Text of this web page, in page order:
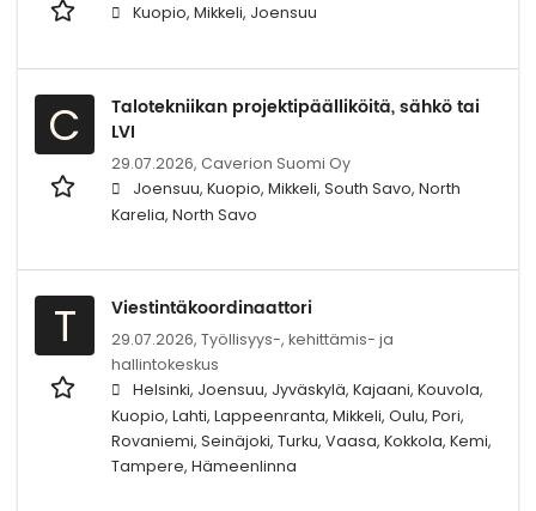
Kuopio, Mikkeli, Joensuu
C
Talotekniikan projektipäälliköitä, sähkö tai
LVI
29.07.2026, Caverion Suomi Oy
Joensuu, Kuopio, Mikkeli, South Savo, North
Karelia, North Savo
T Viestintäkoordinaattori
29.07.2026, Työllisyys-, kehittämis- ja
hallintokeskus
Helsinki, Joensuu, Jyväskylä, Kajaani, Kouvola,
Kuopio, Lahti, Lappeenranta, Mikkeli, Oulu, Pori,
Rovaniemi, Seinäjoki, Turku, Vaasa, Kokkola, Kemi,
Tampere, Hämeenlinna